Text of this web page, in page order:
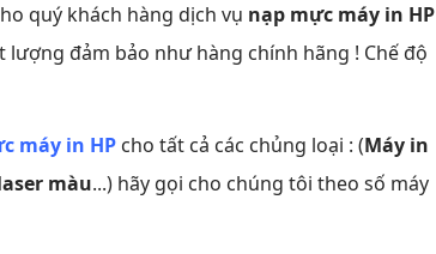
quý khách hàng dịch vụ nạp mực máy in HP
đảm bảo như hàng chính hãng ! Chế độ
máy in HP cho tất cả các chủng loại : (Máy in
màu...) hãy gọi cho chúng tôi theo số máy